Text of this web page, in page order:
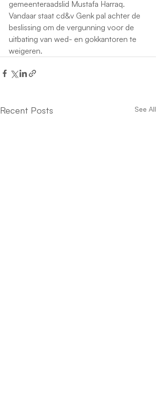
gemeenteraadslid Mustafa Harraq.
Vandaar staat cd&v Genk pal achter de
beslissing om de vergunning voor de
uitbating van wed- en gokkantoren te
weigeren.
Recent Posts See All